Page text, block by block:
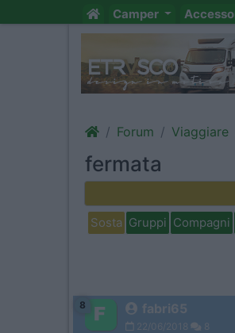
Camper
Forum Viaggiare
fermata
Sosta Gruppi Compagni
8 fabri65
22/06/2018 8